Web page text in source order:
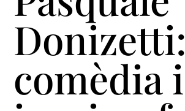
Donizetti:
comèdia i